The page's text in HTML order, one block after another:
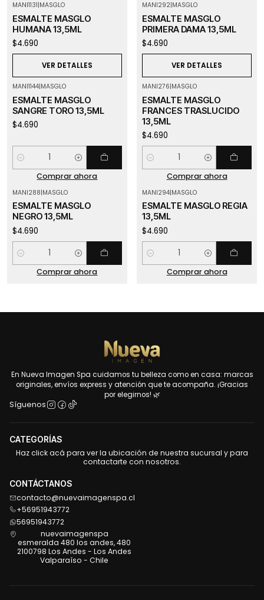
MANI1131|MASGLO
ESMALTE MASGLO
HUMANA 13,5ML
$4.690
VER DETALLES
MANI292|MASGLO
ESMALTE MASGLO
PRIMERA DAMA 13,5ML
$4.690
VER DETALLES
MANI1144|MASGLO
ESMALTE MASGLO
SANGRE TORO 13,5ML
$4.690
Cantidad
Comprar ahora
MANI276|MASGLO
ESMALTE MASGLO
FRANCES TRASLUCIDO
13,5ML
$4.690
Cantidad
Comprar ahora
MANI288|MASGLO
ESMALTE MASGLO
NEGRO 13,5ML
$4.690
Cantidad
Comprar ahora
MANI294|MASGLO
ESMALTE MASGLO REGIA
13,5ML
$4.690
Cantidad
Comprar ahora
En Nueva Imagen Spa cuidamos tu belleza como en casa: marcas
originales, envíos express y atención que te acompaña. ¡Gracias
por elegirnos! 🌿
Síguenos
CATEGORÍAS
Haz click acá para ver la ubicación de nuestra sucursal y para
contactarte con nosotros.
CONTÁCTANOS
contacto@nuevaimagenspa.cl
+56951943772
56951943772
nuevaimagenspa
esmeralda 480 los andes, 480
2100798 Los Andes - Los Andes
Valparaíso - Chile